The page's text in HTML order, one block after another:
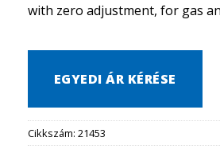
with zero adjustment, for gas
EGYEDI ÁR KÉRÉSE
Cikkszám: 21453